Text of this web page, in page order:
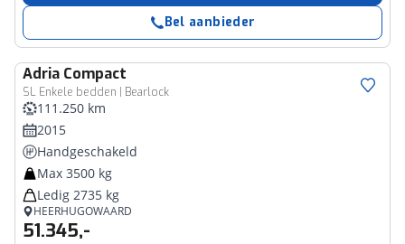
Bel aanbieder
Adria Compact
SL Enkele bedden | Bearlock
111.250 km
2015
Handgeschakeld
Max 3500 kg
Ledig 2735 kg
HEERHUGOWAARD
51.345,-